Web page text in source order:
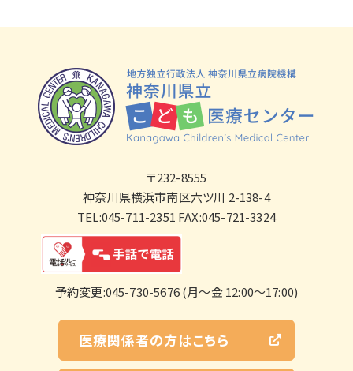
〒232-8555
神奈川県横浜市南区六ツ川 2-138-4
TEL:045-711-2351 FAX:045-721-3324
予約変更:045-730-5676 (月～金 12:00～17:00)
医療関係者の方はこちら